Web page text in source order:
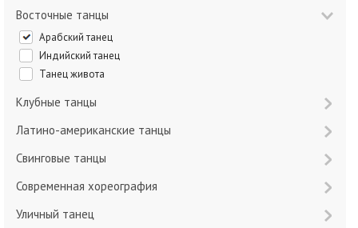
Восточные танцы
Арабский танец
Индийский танец
Танец живота
Клубные танцы
Латино-американские танцы
Свинговые танцы
Современная хореография
Уличный танец